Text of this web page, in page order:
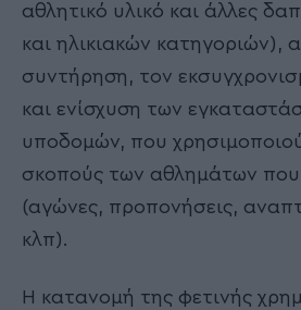
αθλητικό υλικό και άλλες
και ηλικιακών κατηγοριών),
συντήρηση, τον
και ενίσχυση των
υποδομών, που
σκοπούς των αθλημάτων που
(αγώνες, προπονήσεις,
κλπ).
Η κατανομή της φετινής